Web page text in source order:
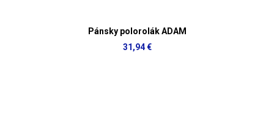
Pánsky polorolák ADAM
31,94 €